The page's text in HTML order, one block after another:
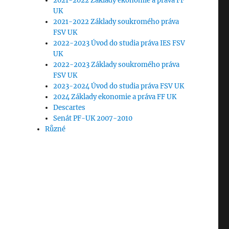
UK
2021-2022 Základy soukromého práva
FSV UK
2022-2023 Úvod do studia práva IES FSV
UK
2022-2023 Základy soukromého práva
FSV UK
2023-2024 Úvod do studia práva FSV UK
2024 Základy ekonomie a práva FF UK
Descartes
Senát PF-UK 2007-2010
Různé